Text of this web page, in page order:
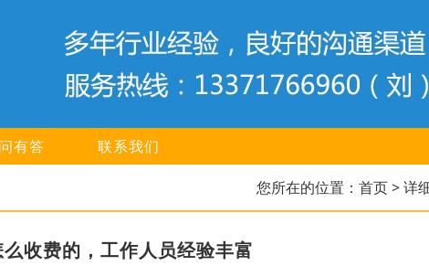
有答 联系我们
您所在的位置： 首页> 详
收费的，工作人员经验丰富